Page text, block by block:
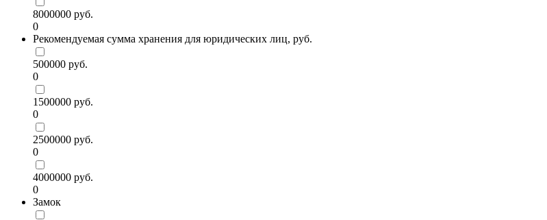
8000000 руб.
0
Рекомендуемая сумма хранения для юридических лиц, руб.
500000 руб.
0
1500000 руб.
0
2500000 руб.
0
4000000 руб.
0
Замок